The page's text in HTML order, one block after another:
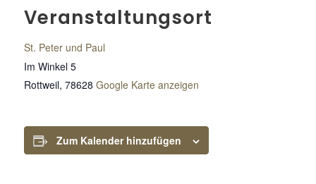
Veranstaltungsort
St. Peter und Paul
Im Winkel 5
Rottweil, 78628 Google Karte anzeigen
Zum Kalender hinzufügen